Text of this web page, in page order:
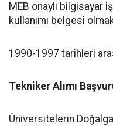
MEB onaylı bilgisayar
kullanımı belgesi
1990-1997 tarihleri
Tekniker Alımı
Üniversitelerin